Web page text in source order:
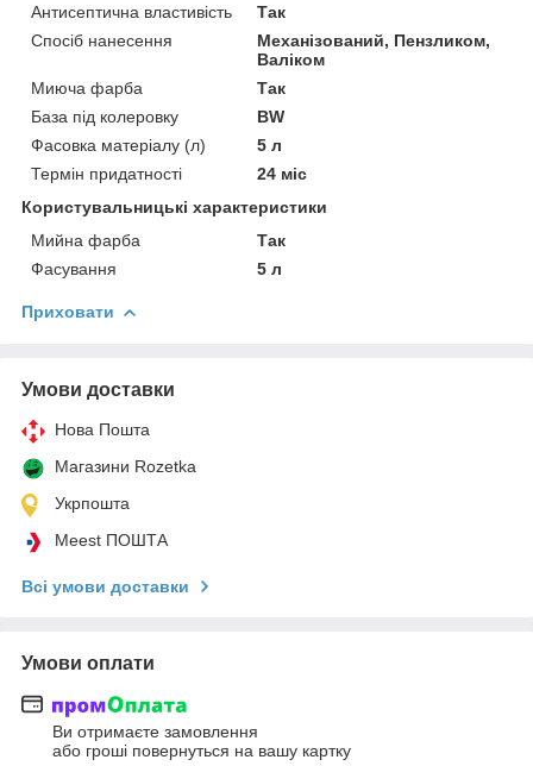
Антисептична властивість
Так
Спосіб нанесення
Механізований, Пензликом,
Валіком
Миюча фарба
Так
База під колеровку
BW
Фасовка матеріалу (л)
5 л
Термін придатності
24 міс
Користувальницькі характеристики
Мийна фарба
Так
Фасування
5 л
Приховати
Умови доставки
Нова Пошта
Магазини Rozetka
Укрпошта
Meest ПОШТА
Всі умови доставки
Умови оплати
Ви отримаєте замовлення
або гроші повернуться на вашу картку